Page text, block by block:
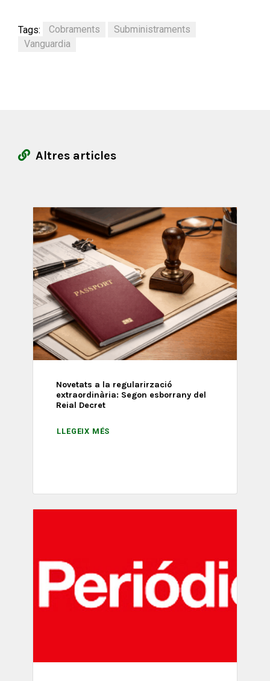
Tags: Cobraments
Subministraments
Vanguardia
Altres articles
Novetats a la regularirzació
extraordinària: Segon esborrany del
Reial Decret
LLEGEIX MÉS